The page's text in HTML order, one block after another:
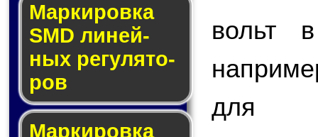
Маркировка
SMD ли­ней­
ных ре­гу­ля­то­
ров
Маркировка
вольт
для